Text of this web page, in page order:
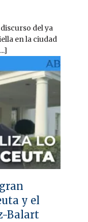
del ya
en la ciudad
y el
Balart